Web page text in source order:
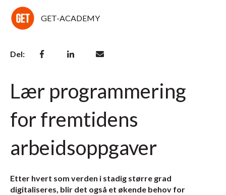
GET-ACADEMY
Del:
Lær programmering
for fremtidens
arbeidsoppgaver
Etter hvert som verden i stadig større grad
digitaliseres, blir det også et økende behov for